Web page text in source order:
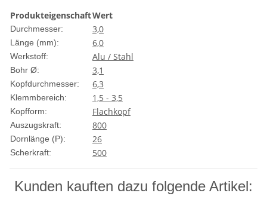
ProdukteigenschaftWert
Durchmesser: 3,0
Länge (mm): 6,0
Werkstoff: Alu / Stahl
Bohr Ø: 3,1
Kopfdurchmesser: 6,3
Klemmbereich: 1,5 - 3,5
Kopfform: Flachkopf
Auszugskraft: 800
Dornlänge (P): 26
Scherkraft: 500
Kunden kauften dazu folgende Artikel: